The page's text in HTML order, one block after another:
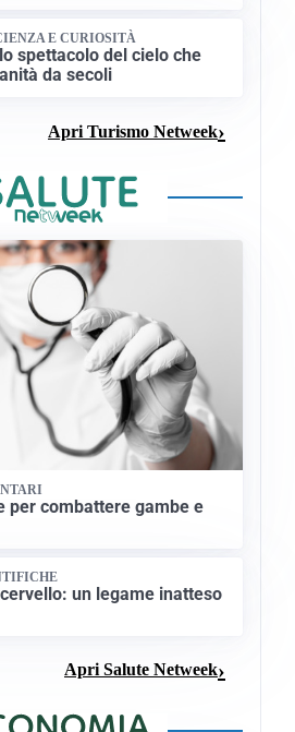
E CURIOSITÀ
spettacolo del cielo che
da secoli
Apri Turismo Netweek
per combattere gambe e
un legame inatteso
Apri Salute Netweek